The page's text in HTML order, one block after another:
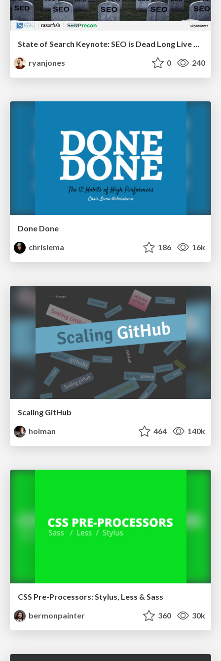
State of Search Keynote: SEO is Dead Long Live SEO
ryanjones
0 240
Done Done
chrislema
186 16k
Scaling GitHub
holman
464 140k
CSS Pre-Processors: Stylus, Less & Sass
bermonpainter
360 30k